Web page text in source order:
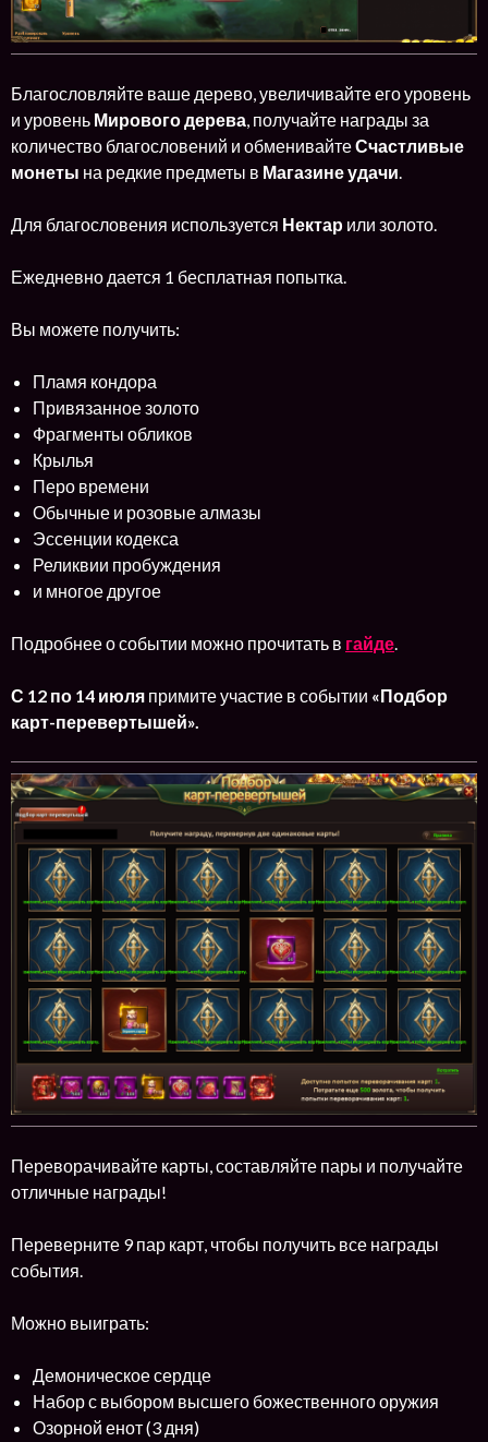
Благословляйте ваше дерево, увеличивайте его уровень
и уровень Мирового дерева, получайте награды за
количество благословений и обменивайтеСчастливые
монеты на редкие предметы в Магазине удачи.
Для благословения используется Нектар или золото.
Ежедневно дается 1 бесплатная попытка.
Вы можете получить:
Пламя кондора
Привязанное золото
Фрагменты обликов
Крылья
Перо времени
Обычные и розовые алмазы
Эссенции кодекса
Реликвии пробуждения
и многое другое
Подробнее о событии можно прочитать в гайде.
С 12 по 14 июля примите участие в событии «Подбор
карт-перевертышей».
Переворачивайте карты, составляйте пары и получайте
отличные награды!
Переверните 9 пар карт, чтобы получить все награды
события.
Можно выиграть:
Демоническое сердце
Набор с выбором высшего божественного оружия
Озорной енот (3 дня)